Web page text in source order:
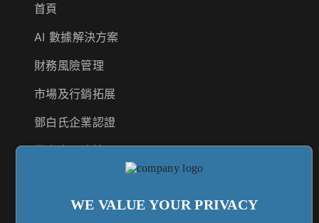
WE VALUE YOUR PRIVACY
首頁
AI 數據解決方案
財務風險管理
市場及行銷拓展
鄧白氏企業認證
供應商風險管理